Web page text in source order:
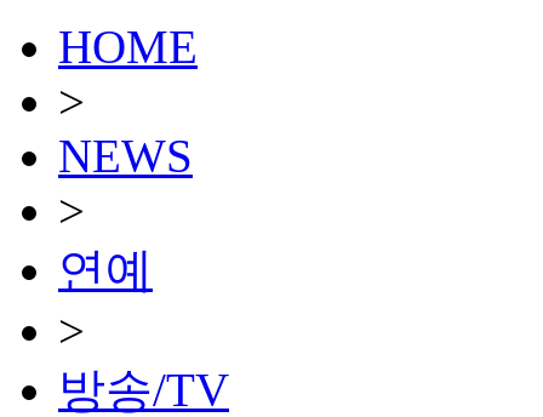
HOME
>
NEWS
>
연예
>
방송/TV